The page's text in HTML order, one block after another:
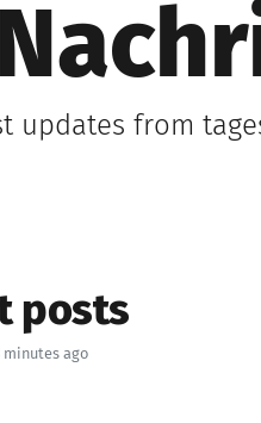
updates from
posts
minutes ago